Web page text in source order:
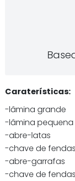
Caraterísticas:
-lâmina grande
-lâmina pequena
-abre-latas
-chave de
-abre-garrafas
-chave de